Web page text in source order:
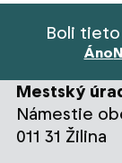
Boli
Áno
Mestský
Námestie
011 31 Žilina